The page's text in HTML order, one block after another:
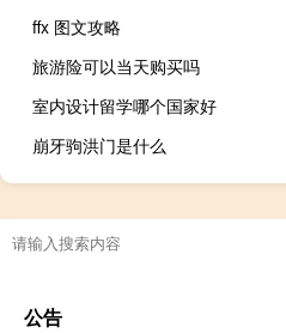
ffx 图文攻略
旅游险可以当天购买吗
室内设计留学哪个国家好
崩牙驹洪门是什么
公告